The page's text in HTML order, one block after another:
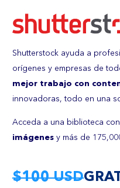
Shutterstock ayuda a
orígenes y empresas de
mejor trabajo con
innovadoras, todo en una
Acceda a una biblioteca
imágenes y más de
$100 USD